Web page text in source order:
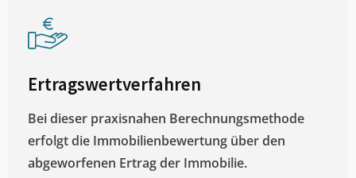
Ertragswertverfahren
Bei dieser praxisnahen Berechnungsmethode
erfolgt die Immobilienbewertung über den
abgeworfenen Ertrag der Immobilie.